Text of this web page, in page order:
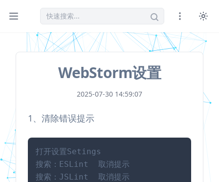
WebStorm设置
2025-07-30 14:59:07
1、清除错误提示
打开设置Setings
搜索：ESLint  取消提示
搜索：JSLint  取消提示